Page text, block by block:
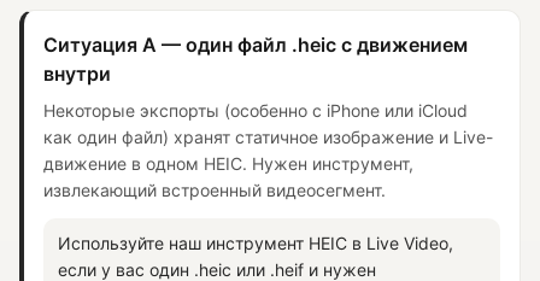
Ситуация A — один файл .heic с движением
внутри
Некоторые экспорты (особенно с iPhone или iCloud
как один файл) хранят статичное изображение и Live-
движение в одном HEIC. Нужен инструмент,
извлекающий встроенный видеосегмент.
Используйте наш инструмент HEIC в Live Video,
если у вас один .heic или .heif и нужен